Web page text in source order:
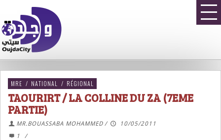
MRE / NATIONAL / RÉGIONAL
TAOURIRT / LA COLLINE DU ZA (7EME
PARTIE)
MR.BOUASSABA MOHAMMED /
10/05/2011
1
/